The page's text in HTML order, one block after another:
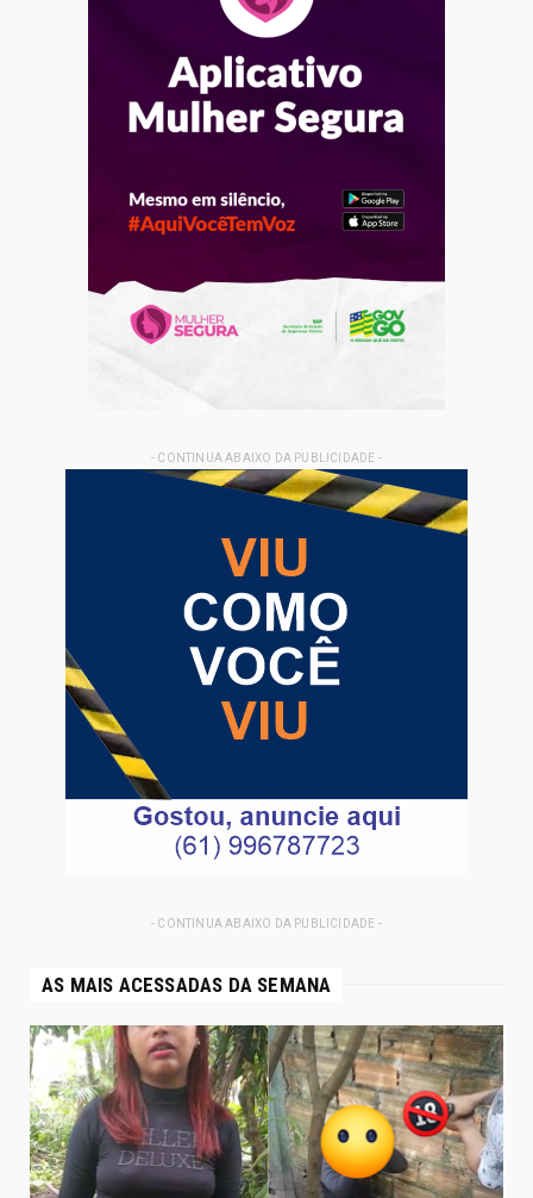
- CONTINUA ABAIXO DA PUBLICIDADE -
- CONTINUA ABAIXO DA PUBLICIDADE -
AS MAIS ACESSADAS DA SEMANA